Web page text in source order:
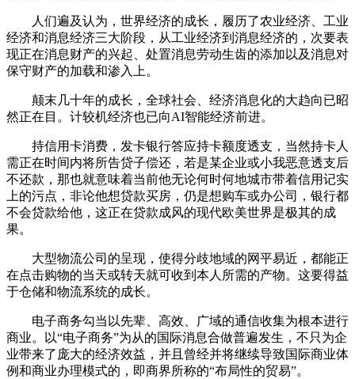
人们遍及认为，世界经济的成长，履历了农业经济、工业
经济和消息经济三大阶段，从工业经济到消息经济的，次要表
现正在消息财产的兴起、处置消息劳动生齿的添加以及消息对
保守财产的加载和渗入上。
颠末几十年的成长，全球社会、经济消息化的大趋向已昭
然正在目。计较机经济也已向AI智能经济前进。
持信用卡消费，发卡银行答应持卡额度透支，当然持卡人
需正在时间内将所告贷子偿还，若是某企业或小我恶意透支后
不还款，那也就意味着当前他无论何时何地城市带着信用记实
上的污点，非论他想贷款买房，仍是想购车或办公司，银行都
不会贷款给他，这正在贷款成风的现代欧美世界是极其的成
果。
大型物流公司的呈现，使得分歧地域的网平易近，都能正
在点击购物的当天或转天就可收到本人所需的产物。这要得益
于仓储和物流系统的成长。
电子商务勾当以先辈、高效、广域的通信收集为根本进行
商业。以“电子商务”为从的国际消息合做普遍发生，不只为企
业带来了庞大的经济效益，并且曾经并将继续导致国际商业体
例和商业办理模式的，即商界所称的“布局性的贸易”。